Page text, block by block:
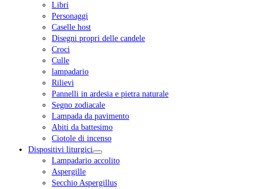
Libri
Personaggi
Caselle host
Disegni propri delle candele
Croci
Culle
lampadario
Rilievi
Pannelli in ardesia e pietra naturale
Segno zodiacale
Lampada da pavimento
Abiti da battesimo
Ciotole di incenso
Dispositivi liturgici
Lampadario accolito
Aspergille
Secchio Aspergillus